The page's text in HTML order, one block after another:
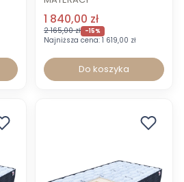
1 840,00 zł
2 165,00 zł -15%
Najniższa cena: 1 619,00 zł
Do koszyka